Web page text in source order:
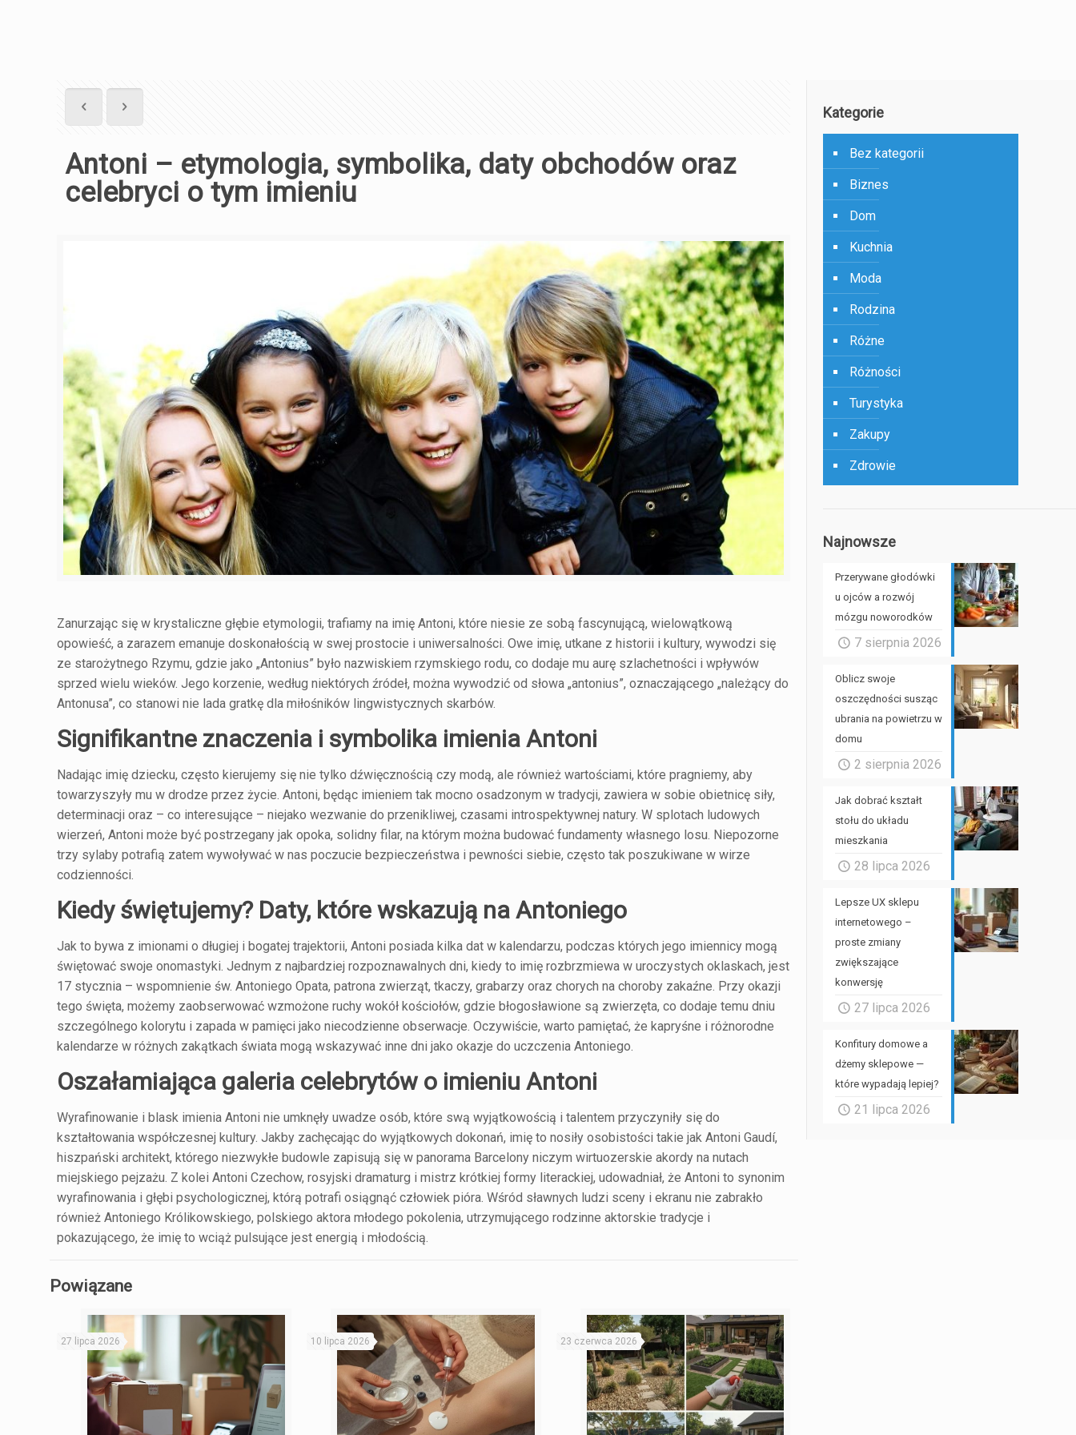
Antoni – etymologia, symbolika, daty obchodów oraz
celebryci o tym imieniu
Zanurzając się w krystaliczne głębie etymologii, trafiamy na imię Antoni, które niesie ze sobą fascynującą, wielowątkową
opowieść, a zarazem emanuje doskonałością w swej prostocie i uniwersalności. Owe imię, utkane z historii i kultury, wywodzi się
ze starożytnego Rzymu, gdzie jako „Antonius” było nazwiskiem rzymskiego rodu, co dodaje mu aurę szlachetności i wpływów
sprzed wielu wieków. Jego korzenie, według niektórych źródeł, można wywodzić od słowa „antonius”, oznaczającego „należący do
Antonusa”, co stanowi nie lada gratkę dla miłośników lingwistycznych skarbów.
Signifikantne znaczenia i symbolika imienia Antoni
Nadając imię dziecku, często kierujemy się nie tylko dźwięcznością czy modą, ale również wartościami, które pragniemy, aby
towarzyszyły mu w drodze przez życie. Antoni, będąc imieniem tak mocno osadzonym w tradycji, zawiera w sobie obietnicę siły,
determinacji oraz – co interesujące – niejako wezwanie do przenikliwej, czasami introspektywnej natury. W splotach ludowych
wierzeń, Antoni może być postrzegany jak opoka, solidny filar, na którym można budować fundamenty własnego losu. Niepozorne
trzy sylaby potrafią zatem wywoływać w nas poczucie bezpieczeństwa i pewności siebie, często tak poszukiwane w wirze
codzienności.
Kiedy świętujemy? Daty, które wskazują na Antoniego
Jak to bywa z imionami o długiej i bogatej trajektorii, Antoni posiada kilka dat w kalendarzu, podczas których jego imiennicy mogą
świętować swoje onomastyki. Jednym z najbardziej rozpoznawalnych dni, kiedy to imię rozbrzmiewa w uroczystych oklaskach, jest
17 stycznia – wspomnienie św. Antoniego Opata, patrona zwierząt, tkaczy, grabarzy oraz chorych na choroby zakaźne. Przy okazji
tego święta, możemy zaobserwować wzmożone ruchy wokół kościołów, gdzie błogosławione są zwierzęta, co dodaje temu dniu
szczególnego kolorytu i zapada w pamięci jako niecodzienne obserwacje. Oczywiście, warto pamiętać, że kapryśne i różnorodne
kalendarze w różnych zakątkach świata mogą wskazywać inne dni jako okazje do uczczenia Antoniego.
Oszałamiająca galeria celebrytów o imieniu Antoni
Wyrafinowanie i blask imienia Antoni nie umknęły uwadze osób, które swą wyjątkowością i talentem przyczyniły się do
kształtowania współczesnej kultury. Jakby zachęcając do wyjątkowych dokonań, imię to nosiły osobistości takie jak Antoni Gaudí,
hiszpański architekt, którego niezwykłe budowle zapisują się w panorama Barcelony niczym wirtuozerskie akordy na nutach
miejskiego pejzażu. Z kolei Antoni Czechow, rosyjski dramaturg i mistrz krótkiej formy literackiej, udowadniał, że Antoni to synonim
wyrafinowania i głębi psychologicznej, którą potrafi osiągnąć człowiek pióra. Wśród sławnych ludzi sceny i ekranu nie zabrakło
również Antoniego Królikowskiego, polskiego aktora młodego pokolenia, utrzymującego rodzinne aktorskie tradycje i
pokazującego, że imię to wciąż pulsujące jest energią i młodością.
Powiązane
27 lipca 2026 10 lipca 2026 23 czerwca 2026
Kategorie
Bez kategorii
Biznes
Dom
Kuchnia
Moda
Rodzina
Różne
Różności
Turystyka
Zakupy
Zdrowie
Najnowsze
Przerywane głodówki
u ojców a rozwój
mózgu noworodków
7 sierpnia 2026
Oblicz swoje
oszczędności susząc
ubrania na powietrzu w
domu
2 sierpnia 2026
Jak dobrać kształt
stołu do układu
mieszkania
28 lipca 2026
Lepsze UX sklepu
internetowego –
proste zmiany
zwiększające
konwersję
27 lipca 2026
Konfitury domowe a
dżemy sklepowe —
które wypadają lepiej?
21 lipca 2026